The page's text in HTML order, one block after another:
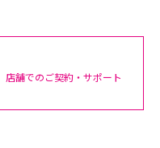
舗でのご契約・サポート